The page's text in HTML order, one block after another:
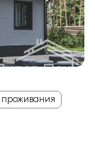
проживания